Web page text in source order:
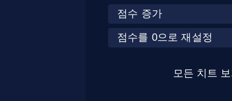
점수 증가
점수를 0으로 재설정
모든 치트 보